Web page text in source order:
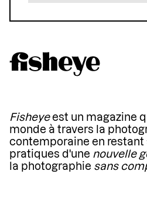
Fisheyeest un magazine
monde à travers la
contemporaine en restant
pratiques d'une nouvelle
la photographie sans